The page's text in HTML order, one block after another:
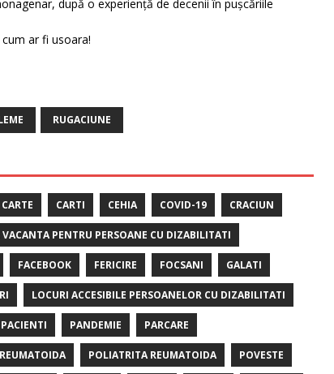
după o experienţă de decenii în puşcăriile
ar fi usoara!
RUGACIUNE
CARTE CARTI CEHIA COVID-19 CRACIUN
PENTRU PERSOANE CU DIZABILITATI
FACEBOOK FERICIRE FOCSANI GALATI
LOCURI ACCESIBILE PERSOANELOR CU DIZABILITATI
PACIENTI PANDEMIE PARCARE
POLIATRITA REUMATOIDA POVESTE